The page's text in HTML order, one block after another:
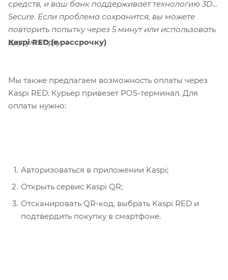
средств, и ваш банк поддерживает технологию 3D-
Secure. Если проблема сохранится, вы можете
повторить попытку через 5 минут или использовать
другую карту.
Kaspi RED (в рассрочку)
Мы также предлагаем возможность оплаты через
Kaspi RED. Курьер привезет POS-терминал. Для
оплаты нужно:
Авторизоваться в приложении Kaspi;
Открыть сервис Kaspi QR;
Отсканировать QR-код, выбрать Kaspi RED и
подтвердить покупку в смартфоне.